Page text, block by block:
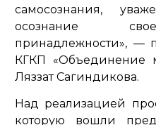
самосознания,
осознание
принадлежности», —
КГКП «Объединение
Ляззат Сагиндикова.
Над реализацией
которую вошли